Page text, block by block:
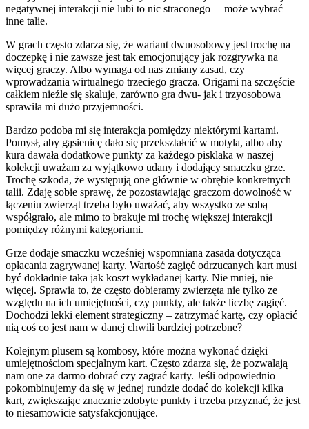
negatywnej interakcji nie lubi to nic straconego – może wybrać
inne talie.
W grach często zdarza się, że wariant dwuosobowy jest trochę na
doczepkę i nie zawsze jest tak emocjonujący jak rozgrywka na
więcej graczy. Albo wymaga od nas zmiany zasad, czy
wprowadzania wirtualnego trzeciego gracza. Origami na szczęście
całkiem nieźle się skaluje, zarówno gra dwu- jak i trzyosobowa
sprawiła mi dużo przyjemności.
Bardzo podoba mi się interakcja pomiędzy niektórymi kartami.
Pomysł, aby gąsienicę dało się przekształcić w motyla, albo aby
kura dawała dodatkowe punkty za każdego pisklaka w naszej
kolekcji uważam za wyjątkowo udany i dodający smaczku grze.
Trochę szkoda, że występują one głównie w obrębie konkretnych
talii. Zdaję sobie sprawę, że pozostawiając graczom dowolność w
łączeniu zwierząt trzeba było uważać, aby wszystko ze sobą
współgrało, ale mimo to brakuje mi trochę większej interakcji
pomiędzy różnymi kategoriami.
Grze dodaje smaczku wcześniej wspomniana zasada dotycząca
opłacania zagrywanej karty. Wartość zagięć odrzucanych kart musi
być dokładnie taka jak koszt wykładanej karty. Nie mniej, nie
więcej. Sprawia to, że często dobieramy zwierzęta nie tylko ze
względu na ich umiejętności, czy punkty, ale także liczbę zagięć.
Dochodzi lekki element strategiczny – zatrzymać kartę, czy opłacić
nią coś co jest nam w danej chwili bardziej potrzebne?
Kolejnym plusem są kombosy, które można wykonać dzięki
umiejętnościom specjalnym kart. Często zdarza się, że pozwalają
nam one za darmo dobrać czy zagrać karty. Jeśli odpowiednio
pokombinujemy da się w jednej rundzie dodać do kolekcji kilka
kart, zwiększając znacznie zdobyte punkty i trzeba przyznać, że jest
to niesamowicie satysfakcjonujące.